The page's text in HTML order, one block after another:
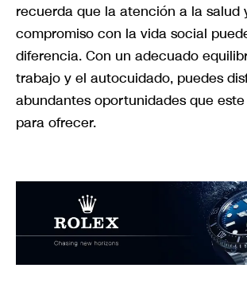
recuerda que la atención a la salud
compromiso con la vida social
diferencia. Con un adecuado
trabajo y el autocuidado, puedes
abundantes oportunidades que
para ofrecer.